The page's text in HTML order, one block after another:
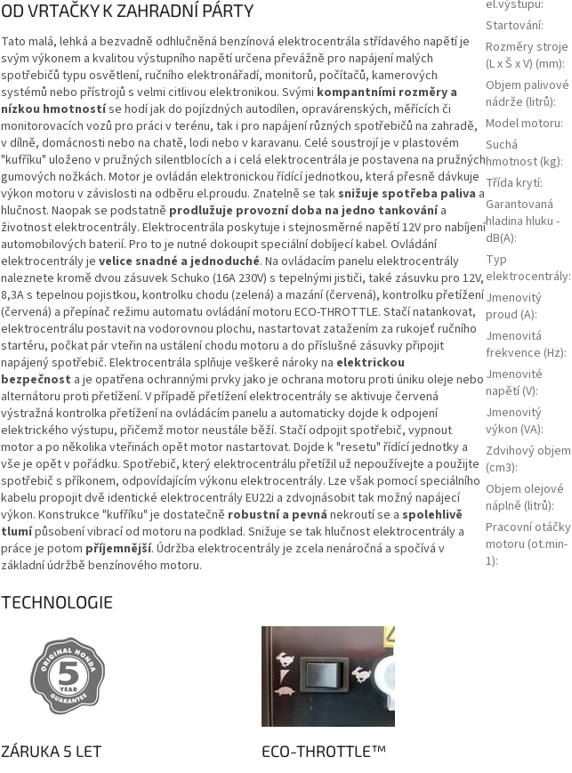
OD VRTAČKY K ZAHRADNÍ PÁRTY
Tato malá, lehká a bezvadně odhlučněná benzínová elektrocentrála střídavého napětí je
svým výkonem a kvalitou výstupního napětí určena převážně pro napájení malých
spotřebičů typu osvětlení, ručního elektronářadí, monitorů, počítačů, kamerových
systémů nebo přístrojů s velmi citlivou elektronikou. Svými kompantními rozměry a
nízkou hmotnostíse hodí jak do pojízdných autodílen, opravárenských, měřících či
monitorovacích vozů pro práci v terénu, tak i pro napájení různých spotřebičů na zahradě,
v dílně, domácnosti nebo na chatě, lodi nebo v karavanu. Celé soustrojí je v plastovém
"kufříku" uloženo v pružných silentblocích a i celá elektrocentrála je postavena na pružných
gumových nožkách. Motor je ovládán elektronickou řídící jednotkou, která přesně dávkuje
výkon motoru v závislosti na odběru el.proudu. Znatelně se tak snižuje spotřeba paliva a
hlučnost. Naopak se podstatně prodlužuje provozní doba na jedno tankování a
životnost elektrocentrály. Elektrocentrála poskytuje i stejnosměrné napětí 12V pro nabíjení
automobilových baterií. Pro to je nutné dokoupit speciální dobíjecí kabel. Ovládání
elektrocentrály je velice snadné a jednoduché. Na ovládacím panelu elektrocentrály
naleznete kromě dvou zásuvek Schuko (16A 230V) s tepelnými jističi, také zásuvku pro 12V,
8,3A s tepelnou pojistkou, kontrolku chodu (zelená) a mazání (červená), kontrolku přetížení
(červená) a přepínač režimu automatu ovládání motoru ECO-THROTTLE. Stačí natankovat,
elektrocentrálu postavit na vodorovnou plochu, nastartovat zatažením za rukojeť ručního
startéru, počkat pár vteřin na ustálení chodu motoru a do příslušné zásuvky připojit
napájený spotřebič. Elektrocentrála splňuje veškeré nároky na elektrickou
bezpečnost a je opatřena ochrannými prvky jako je ochrana motoru proti úniku oleje nebo
alternátoru proti přetížení. V případě přetížení elektrocentrály se aktivuje červená
výstražná kontrolka přetížení na ovládácím panelu a automaticky dojde k odpojení
elektrického výstupu, přičemž motor neustále běží. Stačí odpojit spotřebič, vypnout
motor a po několika vteřinách opět motor nastartovat. Dojde k "resetu" řídící jednotky a
vše je opět v pořádku. Spotřebič, který elektrocentrálu přetížil už nepoužívejte a použijte
spotřebič s příkonem, odpovídajícím výkonu elektrocentrály. Lze však pomocí speciálního
kabelu propojit dvě identické elektrocentrály EU22i a zdvojnásobit tak možný napájecí
výkon. Konstrukce "kufříku" je dostatečně robustní a pevná nekroutí se a spolehlivě
tlumípůsobení vibrací od motoru na podklad. Snižuje se tak hlučnost elektrocentrály a
práce je potom příjemnější. Údržba elektrocentrály je zcela nenáročná a spočívá v
základní údržbě benzínového motoru.
TECHNOLOGIE
ZÁRUKA 5 LET ECO-THROTTLE™
el.výstupu:
Startování:
Rozměry stroje
(L x Š x V) (mm):
Objem palivové
nádrže (litrů):
Model motoru:
Suchá
hmotnost (kg):
Třída krytí:
Garantovaná
hladina hluku -
dB(A):
Typ
elektrocentrály:
Jmenovitý
proud (A):
Jmenovitá
frekvence (Hz):
Jmenovité
napětí (V):
Jmenovitý
výkon (VA):
Zdvihový objem
(cm3):
Objem olejové
náplně (litrů):
Pracovní otáčky
motoru (ot.min-
1):